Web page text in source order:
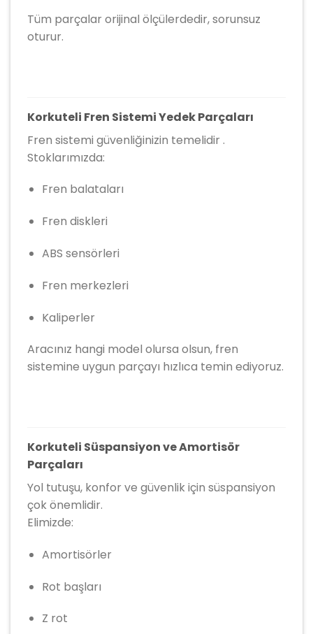
Tüm parçalar orijinal ölçülerdedir, sorunsuz
oturur.
Korkuteli Fren Sistemi Yedek Parçaları
Fren sistemi güvenliğinizin temelidir .
Stoklarımızda:
Fren balataları
Fren diskleri
ABS sensörleri
Fren merkezleri
Kaliperler
Aracınız hangi model olursa olsun, fren
sistemine uygun parçayı hızlıca temin ediyoruz.
Korkuteli Süspansiyon ve Amortisör
Parçaları
Yol tutuşu, konfor ve güvenlik için süspansiyon
çok önemlidir.
Elimizde:
Amortisörler
Rot başları
Z rot